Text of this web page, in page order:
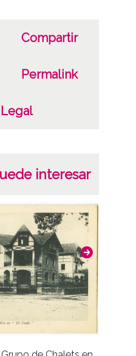
Compartir
Permalink
interesar